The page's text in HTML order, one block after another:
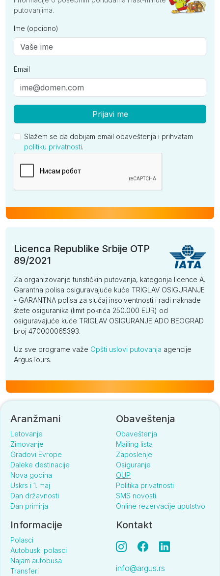
putovanjima.
Ime (opciono)
Email
Prijavi me
Slažem se da dobijam email obaveštenja i prihvatam
politiku privatnosti.
Licenca Republike Srbije OTP
89/2021
Za organizovanje turističkih putovanja, kategorija licence A.
Garantna polisa osiguravajuće kuće TRIGLAV OSIGURANJE
- GARANTNA polisa za slučaj insolventnosti i radi naknade
štete osiguranika (limit pokrića 250.000 EUR) od
osiguravajuće kuće TRIGLAV OSIGURANJE ADO BEOGRAD
broj 470000065393.
Uz sve programe važe Opšti uslovi putovanja agencije
ArgusTours.
Aranžmani
Letovanje
Zimovanje
Gradovi Evrope
Daleke destinacije
Nova godina
Uskrs i 1. maj
Dan državnosti
Dan primirja
Obaveštenja
Obaveštenja
Mailing lista
Zaposlenje
Osiguranje
OUP
Politika privatnosti
SMS novosti
Online rezervacije uputstvo
Informacije
Polasci
Autobuski polasci
Najam autobusa
Transferi
Kontakt
info@argus.rs